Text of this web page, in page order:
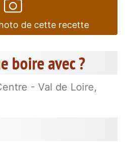
de cette recette
boire avec ?
- Val de Loire,